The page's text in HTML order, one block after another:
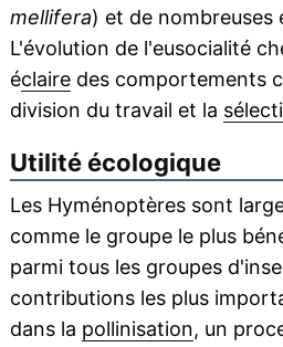
mellifera) et de nombreuses
L'évolution de l'eusocialité
éclairedes comportements
division du travail et la
Utilité écologique
Les Hyménoptères sont
comme le groupe le plus
parmi tous les groupes
contributions les plus
dans la pollinisation, un